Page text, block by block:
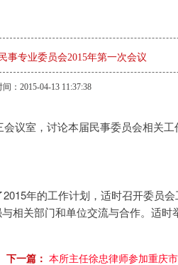
事专业委员会2015年第一次会议
：2015-04-13 11:37:38
议室，讨论本届民事委员会相关工
相关部门和单位交流与合作。适时
下一篇： 本所主任徐忠律师参加重庆